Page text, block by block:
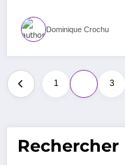
Dominique Crochu
Pagination
des
publications
1 3
Rechercher